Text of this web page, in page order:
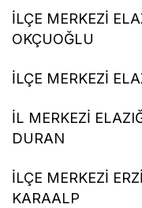
İLÇE MERKEZİ
OKÇUOĞLU
İLÇE MERKEZİ
İL MERKEZİ
DURAN
İLÇE MERKEZİ
KARAALP